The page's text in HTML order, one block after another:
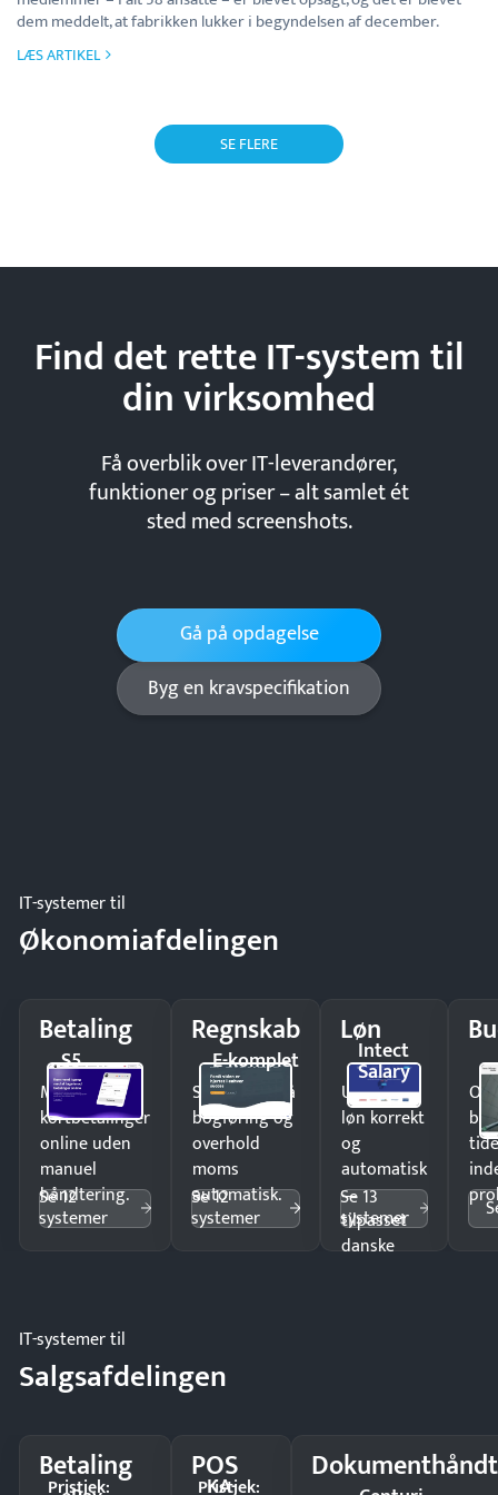
dem meddelt, at fabrikken lukker i begyndelsen af december.
LÆS ARTIKEL
SE FLERE
Find det rette IT-system til
dinvirksomhed
Få overblik over IT-leverandører,
funktioner og priser – alt samlet ét
sted med screenshots.
Gå på opdagelse
Byg en kravspecifikation
IT-systemer til
Økonomiafdelingen
Betaling
S5
Modtag
kortbetalinger
online uden
manuel
håndtering.
Se 12
systemer
Regnskab
E-komplet
Spar timer på
bogføring og
overhold
moms
automatisk.
Se 12
systemer
Løn
Intect
Salary
Udbetal
løn korrekt
og
automatisk
—
tilpasset
danske
Se 13
systemer
IT-systemer til
Salgsafdelingen
Betaling
Pristjek: POS
KA-
Pristjek: